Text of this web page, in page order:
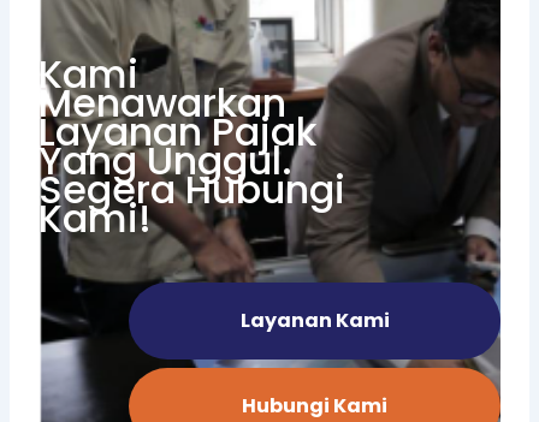
Kami
Menawarkan
Layanan Pajak
Yang Unggul.
Segera Hubungi
Kami!
Layanan Kami
Hubungi Kami